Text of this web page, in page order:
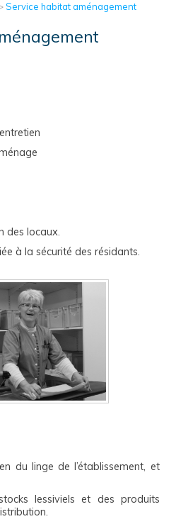
Service habitat aménagement
d’entretien
ménage
des locaux.
à la sécurité des résidants.
du linge de l’établissement, et
lessiviels et des produits